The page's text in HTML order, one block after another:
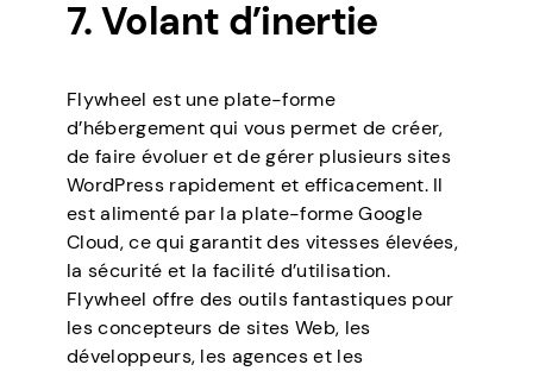
7. Volant d’inertie
Flywheel est une plate-forme
d’hébergement qui vous permet de créer,
de faire évoluer et de gérer plusieurs sites
WordPress rapidement et efficacement. Il
est alimenté par la plate-forme Google
Cloud, ce qui garantit des vitesses élevées,
la sécurité et la facilité d’utilisation.
Flywheel offre des outils fantastiques pour
les concepteurs de sites Web, les
développeurs, les agences et les